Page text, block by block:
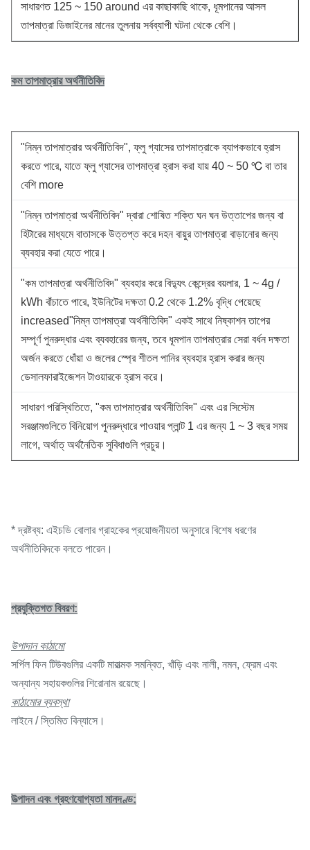
সাধারণত 125 ~ 150 around এর কাছাকাছি থাকে, ধূমপানের আসল
তাপমাত্রা ডিজাইনের মানের তুলনায় সর্বব্যাপী ঘটনা থেকে বেশি।
কম তাপমাত্রার অর্থনীতিবিদ
"নিম্ন তাপমাত্রার অর্থনীতিবিদ", ফ্লু গ্যাসের তাপমাত্রাকে ব্যাপকভাবে হ্রাস
করতে পারে, যাতে ফ্লু গ্যাসের তাপমাত্রা হ্রাস করা যায় 40 ~ 50 ℃ বা তার
বেশি more
"নিম্ন তাপমাত্রা অর্থনীতিবিদ" দ্বারা শোষিত শক্তি ঘন ঘন উত্তাপের জন্য বা
হিটারের মাধ্যমে বাতাসকে উত্তপ্ত করে দহন বায়ুর তাপমাত্রা বাড়ানোর জন্য
ব্যবহার করা যেতে পারে।
"কম তাপমাত্রা অর্থনীতিবিদ" ব্যবহার করে বিদ্যুৎ কেন্দ্রের বয়লার, 1 ~ 4g /
kWh বাঁচাতে পারে, ইউনিটের দক্ষতা 0.2 থেকে 1.2% বৃদ্ধি পেয়েছে
increased"নিম্ন তাপমাত্রা অর্থনীতিবিদ" একই সাথে নিষ্কাশন তাপের
সম্পূর্ণ পুনরুদ্ধার এবং ব্যবহারের জন্য, তবে ধূমপান তাপমাত্রার সেরা বর্ধন দক্ষতা
অর্জন করতে ধোঁয়া ও জলের স্প্রে শীতল পানির ব্যবহার হ্রাস করার জন্য
ডেসালফারাইজেশন টাওয়ারকে হ্রাস করে।
সাধারণ পরিস্থিতিতে, "কম তাপমাত্রার অর্থনীতিবিদ" এবং এর সিস্টেম
সরঞ্জামগুলিতে বিনিয়োগ পুনরুদ্ধারে পাওয়ার প্লান্ট 1 এর জন্য 1 ~ 3 বছর সময়
লাগে, অর্থাত্ অর্থনৈতিক সুবিধাগুলি প্রচুর।
* দ্রষ্টব্য: এইচডি বোলার গ্রাহকের প্রয়োজনীয়তা অনুসারে বিশেষ ধরণের
অর্থনীতিবিদকে বলতে পারেন।
প্রযুক্তিগত বিবরণ:
উপাদান কাঠামো
সর্পিল ফিন টিউবগুলির একটি মারাত্মক সমন্বিত, খাঁড়ি এবং নালী, নমন, ফ্রেম এবং
অন্যান্য সহায়কগুলির শিরোনাম রয়েছে।
কাঠামোর ব্যবস্থা
লাইনে / স্তিমিত বিন্যাসে।
উত্পাদন এবং গ্রহণযোগ্যতা মানদণ্ড: